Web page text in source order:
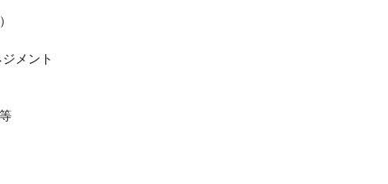
メント